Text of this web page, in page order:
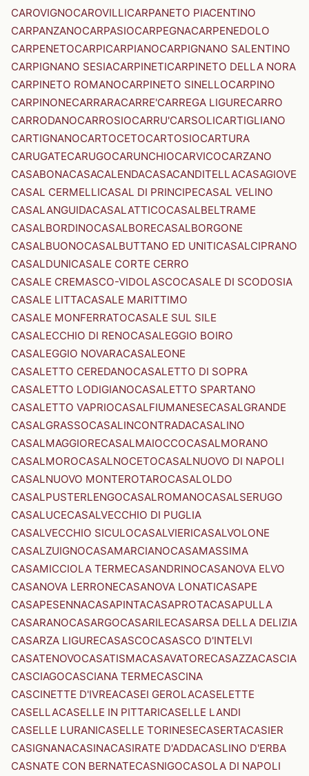
CAROVIGNOCAROVILLICARPANETO PIACENTINO
CARPANZANOCARPASIOCARPEGNACARPENEDOLO
CARPENETOCARPICARPIANOCARPIGNANO SALENTINO
CARPIGNANO SESIACARPINETICARPINETO DELLA NORA
CARPINETO ROMANOCARPINETO SINELLOCARPINO
CARPINONECARRARACARRE'CARREGA LIGURECARRO
CARRODANOCARROSIOCARRU'CARSOLICARTIGLIANO
CARTIGNANOCARTOCETOCARTOSIOCARTURA
CARUGATECARUGOCARUNCHIOCARVICOCARZANO
CASABONACASACALENDACASACANDITELLACASAGIOVE
CASAL CERMELLICASAL DI PRINCIPECASAL VELINO
CASALANGUIDACASALATTICOCASALBELTRAME
CASALBORDINOCASALBORECASALBORGONE
CASALBUONOCASALBUTTANO ED UNITICASALCIPRANO
CASALDUNICASALE CORTE CERRO
CASALE CREMASCO-VIDOLASCOCASALE DI SCODOSIA
CASALE LITTACASALE MARITTIMO
CASALE MONFERRATOCASALE SUL SILE
CASALECCHIO DI RENOCASALEGGIO BOIRO
CASALEGGIO NOVARACASALEONE
CASALETTO CEREDANOCASALETTO DI SOPRA
CASALETTO LODIGIANOCASALETTO SPARTANO
CASALETTO VAPRIOCASALFIUMANESECASALGRANDE
CASALGRASSOCASALINCONTRADACASALINO
CASALMAGGIORECASALMAIOCCOCASALMORANO
CASALMOROCASALNOCETOCASALNUOVO DI NAPOLI
CASALNUOVO MONTEROTAROCASALOLDO
CASALPUSTERLENGOCASALROMANOCASALSERUGO
CASALUCECASALVECCHIO DI PUGLIA
CASALVECCHIO SICULOCASALVIERICASALVOLONE
CASALZUIGNOCASAMARCIANOCASAMASSIMA
CASAMICCIOLA TERMECASANDRINOCASANOVA ELVO
CASANOVA LERRONECASANOVA LONATICASAPE
CASAPESENNACASAPINTACASAPROTACASAPULLA
CASARANOCASARGOCASARILECASARSA DELLA DELIZIA
CASARZA LIGURECASASCOCASASCO D'INTELVI
CASATENOVOCASATISMACASAVATORECASAZZACASCIA
CASCIAGOCASCIANA TERMECASCINA
CASCINETTE D'IVREACASEI GEROLACASELETTE
CASELLACASELLE IN PITTARICASELLE LANDI
CASELLE LURANICASELLE TORINESECASERTACASIER
CASIGNANACASINACASIRATE D'ADDACASLINO D'ERBA
CASNATE CON BERNATECASNIGOCASOLA DI NAPOLI